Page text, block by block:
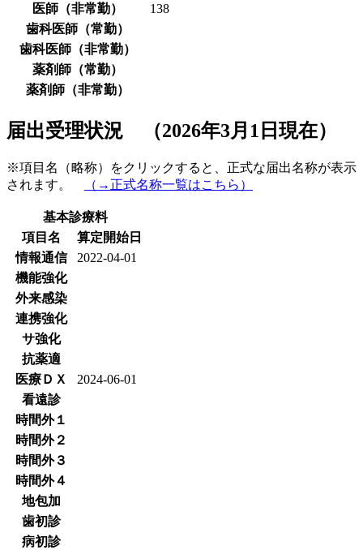
医師（非常勤）
138
歯科医師（常勤）
歯科医師（非常勤）
薬剤師（常勤）
薬剤師（非常勤）
届出受理状況 （2026年3月1日現在）
※項目名（略称）をクリックすると、正式な届出名称が表示
されます。
（→正式名称一覧はこちら）
基本診療料
項目名
算定開始日
情報通信
2022-04-01
機能強化
外来感染
連携強化
サ強化
抗薬適
医療ＤＸ
2024-06-01
看遠診
時間外１
時間外２
時間外３
時間外４
地包加
歯初診
病初診